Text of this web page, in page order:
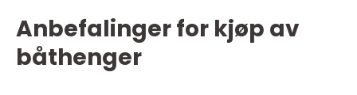
Anbefalinger for kjøp av
båthenger